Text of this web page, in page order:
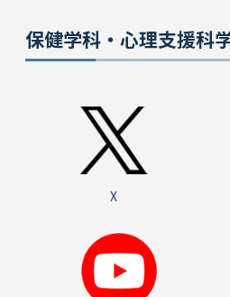
保健学科・心理支援科
X